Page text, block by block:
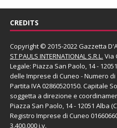
CREDITS
Copyright © 2015-2022 Gazzetta
ST PAULS INTERNATIONAL S.R.L. Via
Legale: Piazza San Paolo, 14 -
delle Imprese di Cuneo - Numero
Partita IVA 02860520150. Capitale
soggetta a direzione e
Piazza San Paolo, 14 - 12051 Alba
Registro Imprese di Cuneo
3.400.000 i.v.